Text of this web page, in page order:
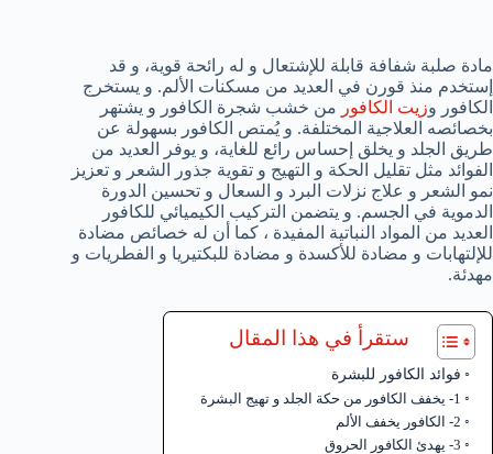
مادة صلبة شفافة قابلة للإشتعال و له رائحة قوية، و قد
إستخدم منذ قورن في العديد من مسكنات الألم. و يستخرج
الكافور وزيت الكافور من خشب شجرة الكافور و يشتهر
بخصائصه العلاجية المختلفة. و يُمتص الكافور بسهولة عن
طريق الجلد و يخلق إحساس رائع للغاية، و يوفر العديد من
الفوائد مثل تقليل الحكة و التهيج و تقوية جذور الشعر و تعزيز
نمو الشعر و علاج نزلات البرد و السعال و تحسين الدورة
الدموية في الجسم. و يتضمن التركيب الكيميائي للكافور
العديد من المواد النباتية المفيدة ، كما أن له خصائص مضادة
للإلتهابات و مضادة للأكسدة و مضادة للبكتيريا و الفطريات و
مهدئة.
ستقرأ في هذا المقال
فوائد الكافور للبشرة
1- يخفف الكافور من حكة الجلد و تهيج البشرة
2- الكافور يخفف الألم
3- يهدئ الكافور الحروق